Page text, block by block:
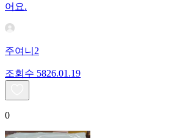
어요.
주여니2
조회수 5826.01.19
0